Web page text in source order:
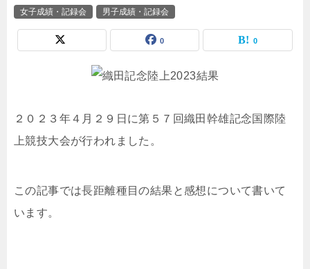
女子成績・記録会
男子成績・記録会
0 0
２０２３年４月２９日に第５７回織田幹雄記念国際陸
上競技大会が行われました。
この記事では長距離種目の結果と感想について書いて
います。